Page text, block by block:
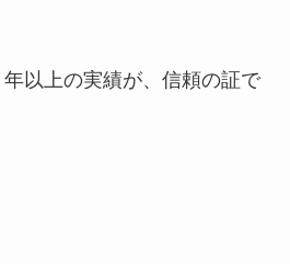
年以上の実績が、信頼の証で